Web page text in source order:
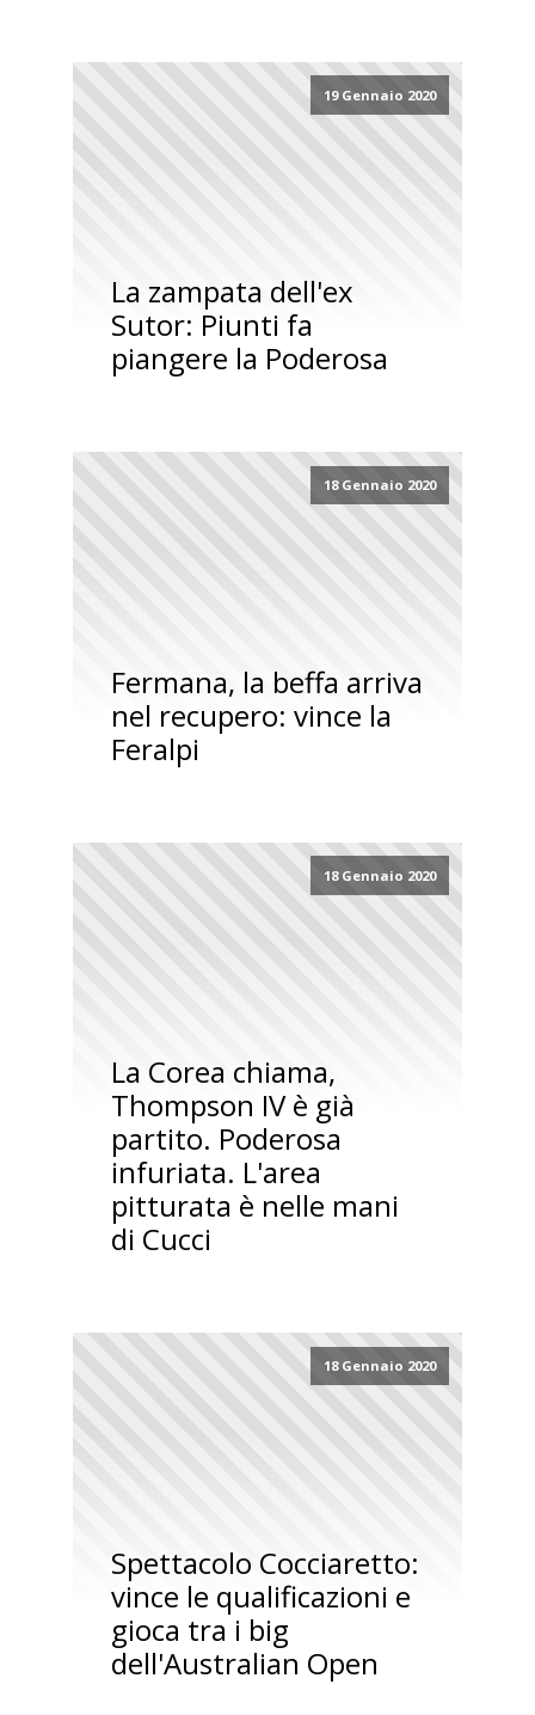
19 Gennaio 2020
La zampata dell'ex
Sutor: Piunti fa
piangere la Poderosa
18 Gennaio 2020
Fermana, la beffa arriva
nel recupero: vince la
Feralpi
18 Gennaio 2020
La Corea chiama,
Thompson IV è già
partito. Poderosa
infuriata. L'area
pitturata è nelle mani
di Cucci
18 Gennaio 2020
Spettacolo Cocciaretto:
vince le qualificazioni e
gioca tra i big
dell'Australian Open